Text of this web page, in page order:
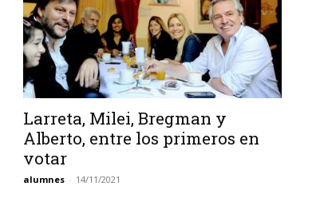
Larreta, Milei, Bregman y
Alberto, entre los primeros en
votar
alumnes - 14/11/2021